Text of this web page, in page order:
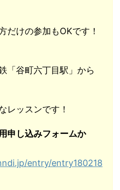
だけの参加もOKです！
「谷町六丁目駅」から
レッスンです！
申し込みフォームか
entry/entry180218